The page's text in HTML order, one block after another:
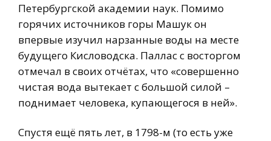
Петербургской академии наук. Помимо
горячих источников горы Машук он
впервые изучил нарзанные воды на месте
будущего Кисловодска. Паллас с восторгом
отмечал в своих отчётах, что «совершенно
чистая вода вытекает с большой силой –
поднимает человека, купающегося в ней».
Спустя ещё пять лет, в 1798-м (то есть уже